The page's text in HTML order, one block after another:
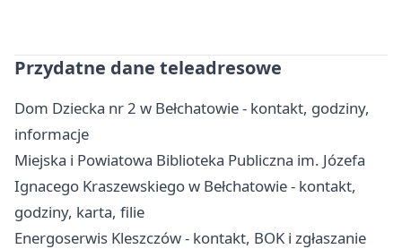
Przydatne dane teleadresowe
Dom Dziecka nr 2 w Bełchatowie - kontakt, godziny,
informacje
Miejska i Powiatowa Biblioteka Publiczna im. Józefa
Ignacego Kraszewskiego w Bełchatowie - kontakt,
godziny, karta, filie
Energoserwis Kleszczów - kontakt, BOK i zgłaszanie